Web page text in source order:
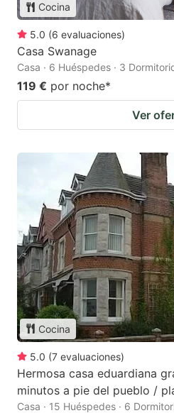
Cocina
5.0 (6 evaluaciones)
Casa Swanage
Casa · 6 Huéspedes · 3
119 € por noche*
Ver
Cocina
5.0 (7 evaluaciones)
Hermosa casa eduardiana
minutos a pie del pueblo /
Casa · 15 Huéspedes · 6